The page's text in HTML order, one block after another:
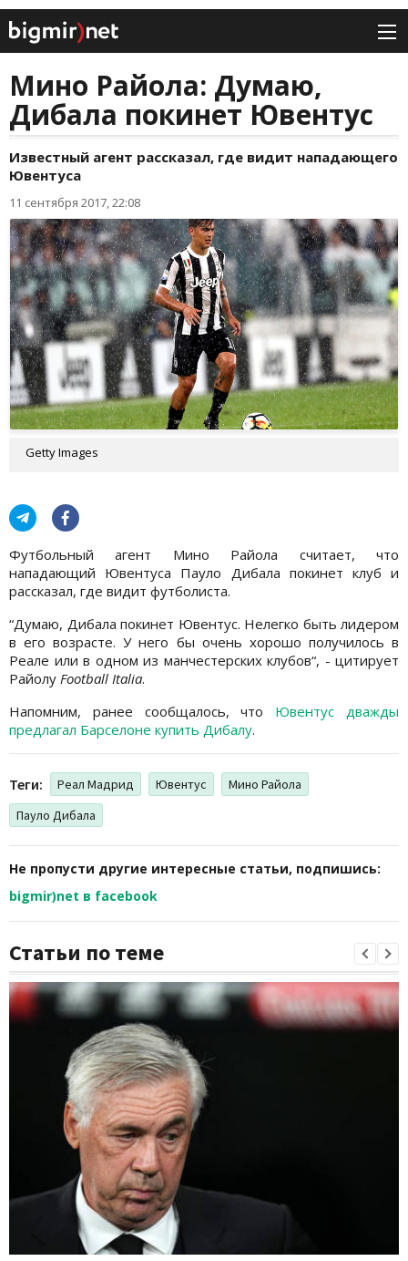
Мино Райола: Думаю,
Дибала покинет Ювентус
Известный агент рассказал, где видит нападающего
Ювентуса
11 сентября 2017, 22:08
Getty Images
Футбольный агент Мино Райола считает, что
нападающий Ювентуса Пауло Дибала покинет клуб и
рассказал, где видит футболиста.
“Думаю, Дибала покинет Ювентус. Нелегко быть лидером
в его возрасте. У него бы очень хорошо получилось в
Реале или в одном из манчестерских клубов“, - цитирует
Райолу Football Italia.
Напомним, ранее сообщалось, что Ювентус дважды
предлагал Барселоне купить Дибалу.
Теги: Реал Мадрид Ювентус
Мино Райола
Пауло Дибала
Не пропусти другие интересные статьи, подпишись:
bigmir)net в facebook
Статьи по теме